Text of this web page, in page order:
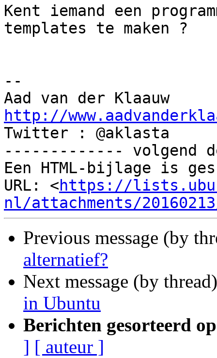
Kent iemand een
templates te maken ?
--
http://
Twitter : @aklasta
------------- volgend
Een HTML-bijlage is
URL: <https://
nl/attachments/
Previous message (by
alternatief?
Next message (by
in Ubuntu
Berichten gesorteerd
] [ auteur ]